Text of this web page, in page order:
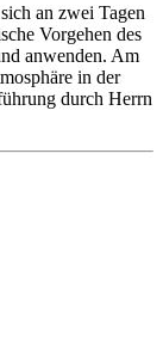
an zwei Tagen
Vorgehen des
anwenden. Am
in der
durch Herrn